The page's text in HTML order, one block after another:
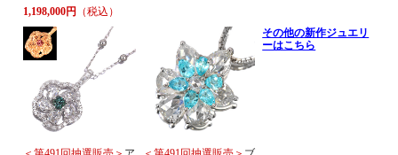
1,198,000円 （税込）
その他の新作ジュエリ
ーはこちら